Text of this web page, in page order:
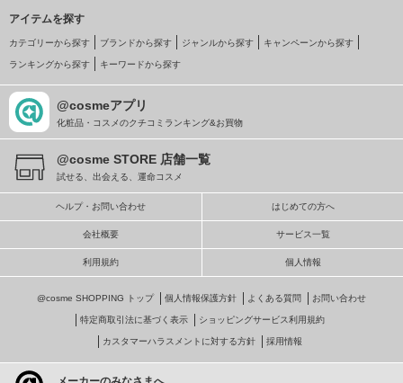
アイテムを探す
カテゴリーから探す ブランドから探す ジャンルから探す キャンペーンから探す
ランキングから探す キーワードから探す
@cosmeアプリ
化粧品・コスメのクチコミランキング&お買物
@cosme STORE 店舗一覧
試せる、出会える、運命コスメ
ヘルプ・お問い合わせ はじめての方へ
会社概要 サービス一覧
利用規約 個人情報
@cosme SHOPPING トップ 個人情報保護方針 よくある質問 お問い合わせ
特定商取引法に基づく表示 ショッピングサービス利用規約
カスタマーハラスメントに対する方針 採用情報